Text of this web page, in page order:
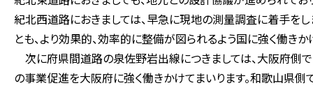
紀北西道路におきましては、早急に現地の測量調査に着手をし
とも、より効果的、効率的に整備が図られるよう国に強く働きか
次に府県間道路の泉佐野岩出線につきましては、大阪府側
の事業促進を大阪府に強く働きかけてまいります。和歌山県